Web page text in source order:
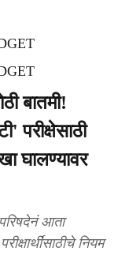
बातमी!
परीक्षेसाठी
घालण्यावर
आता
नियम